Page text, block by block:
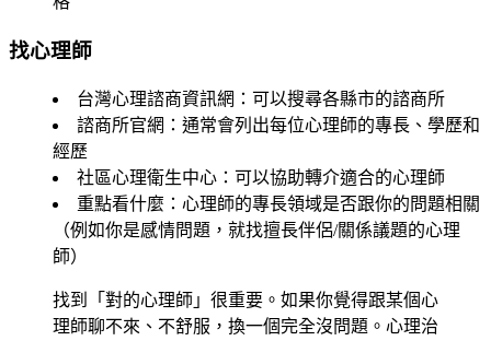
找心理師
台灣心理諮商資訊網 ：可以搜尋各縣市的諮商所
諮商所官網 ：通常會列出每位心理師的專長、學歷和
經歷
社區心理衛生中心 ：可以協助轉介適合的心理師
重點看什麼 ：心理師的專長領域是否跟你的問題相關
（例如你是感情問題，就找擅長伴侶/關係議題的心理
師）
找到「對的心理師」很重要。如果你覺得跟某個心
理師聊不來、不舒服，換一個完全沒問題。心理治